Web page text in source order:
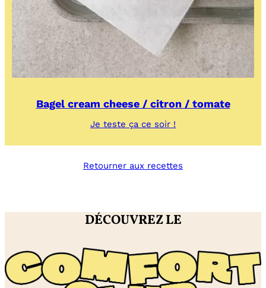
Bagel cream cheese / citron / tomate
Je teste ça ce soir !
cream
/
Retourner aux recettes
DÉCOUVREZ LE